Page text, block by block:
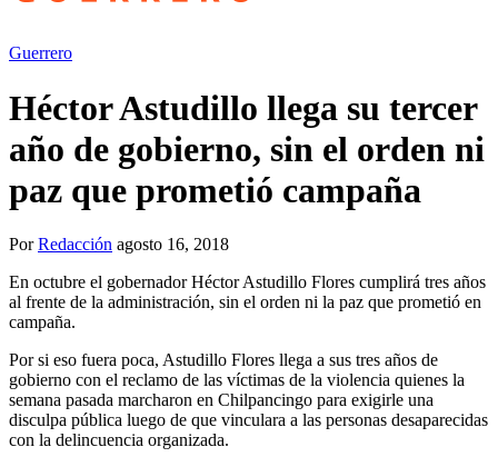
Guerrero
Héctor Astudillo llega su tercer
año de gobierno, sin el orden ni
paz que prometió campaña
PorRedacción agosto 16, 2018
En octubre el gobernador Héctor Astudillo Flores cumplirá tres años
al frente de la administración, sin el orden ni la paz que prometió en
campaña.
Por si eso fuera poca, Astudillo Flores llega a sus tres años de
gobierno con el reclamo de las víctimas de la violencia quienes la
semana pasada marcharon en Chilpancingo para exigirle una
disculpa pública luego de que vinculara a las personas desaparecidas
con la delincuencia organizada.